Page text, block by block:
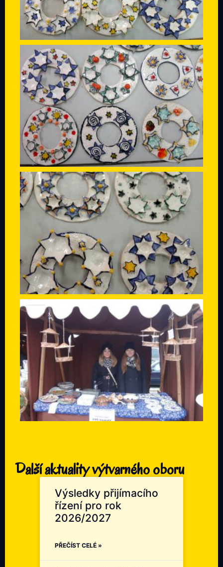
Další aktuality výtvarného oboru
Výsledky přijímacího
řízení pro rok
2026/2027
PŘEČÍST CELÉ »